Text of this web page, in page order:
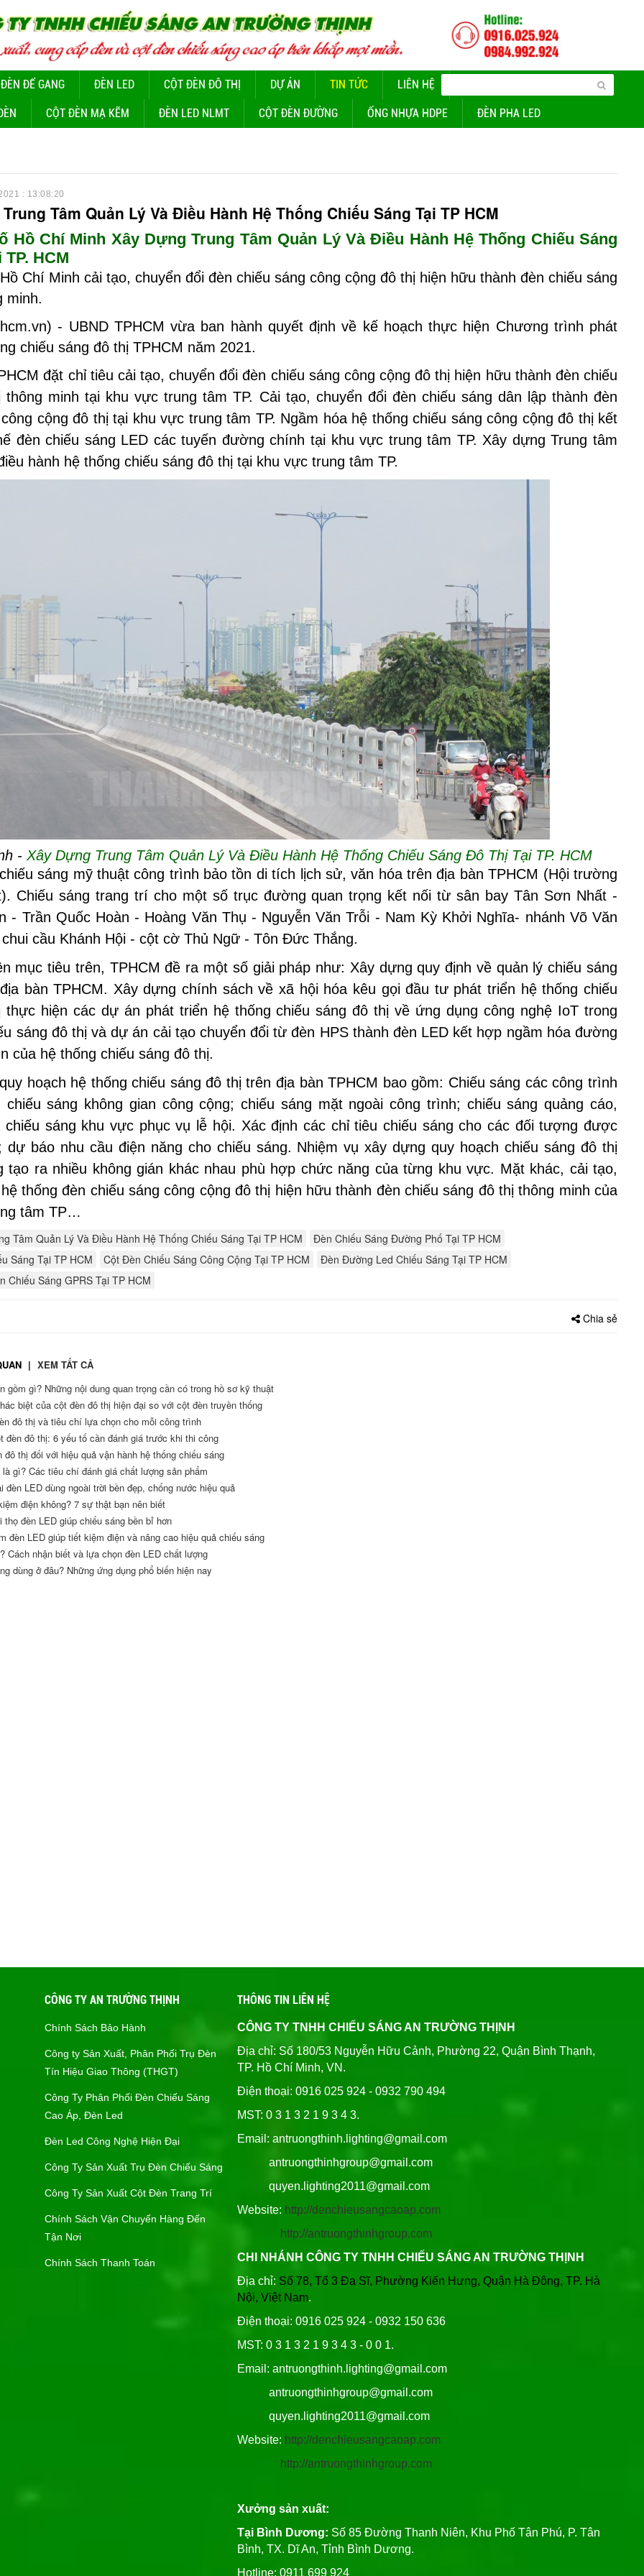
ĐỂ GANG ĐÈN LED CỘT ĐÈN ĐÔ THỊ DỰ ÁN TIN TỨC LIÊN HỆ
CỘT ĐÈN MẠ KẼM ĐÈN LED NLMT CỘT ĐÈN ĐƯỜNG ỐNG NHỰA HDPE ĐÈN PHA LED
: 13:08:20
Tâm Quản Lý Và Điều Hành Hệ Thống Chiếu Sáng Tại TP HCM
Hồ Chí Minh Xây Dựng Trung Tâm Quản Lý Và Điều Hành Hệ Thống Chiếu Sáng
HCM
Chí Minh cải tạo, chuyển đổi đèn chiếu sáng công cộng đô thị hiện hữu thành đèn chiếu sáng
minh.
- UBND TPHCM vừa ban hành quyết định về kế hoạch thực hiện Chương trình phát
chiếu sáng đô thị TPHCM năm 2021.
đặt chỉ tiêu cải tạo, chuyển đổi đèn chiếu sáng công cộng đô thị hiện hữu thành đèn chiếu
thông minh tại khu vực trung tâm TP. Cải tạo, chuyển đổi đèn chiếu sáng dân lập thành đèn
cộng đô thị tại khu vực trung tâm TP. Ngầm hóa hệ thống chiếu sáng công cộng đô thị kết
đèn chiếu sáng LED các tuyến đường chính tại khu vực trung tâm TP. Xây dựng Trung tâm
hành hệ thống chiếu sáng đô thị tại khu vực trung tâm TP.
- Xây Dựng Trung Tâm Quản Lý Và Điều Hành Hệ Thống Chiếu Sáng Đô Thị Tại TP. HCM
sáng mỹ thuật công trình bảo tồn di tích lịch sử, văn hóa trên địa bàn TPHCM (Hội trường
Chiếu sáng trang trí cho một số trục đường quan trọng kết nối từ sân bay Tân Sơn Nhất -
- Trần Quốc Hoàn - Hoàng Văn Thụ - Nguyễn Văn Trỗi - Nam Kỳ Khởi Nghĩa- nhánh Võ Văn
cầu Khánh Hội - cột cờ Thủ Ngữ - Tôn Đức Thắng.
mục tiêu trên, TPHCM đề ra một số giải pháp như: Xây dựng quy định về quản lý chiếu sáng
bàn TPHCM. Xây dựng chính sách về xã hội hóa kêu gọi đầu tư phát triển hệ thống chiếu
thực hiện các dự án phát triển hệ thống chiếu sáng đô thị về ứng dụng công nghệ IoT trong
sáng đô thị và dự án cải tạo chuyển đổi từ đèn HPS thành đèn LED kết hợp ngầm hóa đường
của hệ thống chiếu sáng đô thị.
hoạch hệ thống chiếu sáng đô thị trên địa bàn TPHCM bao gồm: Chiếu sáng các công trình
chiếu sáng không gian công cộng; chiếu sáng mặt ngoài công trình; chiếu sáng quảng cáo,
sáng khu vực phục vụ lễ hội. Xác định các chỉ tiêu chiếu sáng cho các đối tượng được
dự báo nhu cầu điện năng cho chiếu sáng. Nhiệm vụ xây dựng quy hoạch chiếu sáng đô thị
tạo ra nhiều không gián khác nhau phù hợp chức năng của từng khu vực. Mặt khác, cải tạo,
thống đèn chiếu sáng công cộng đô thị hiện hữu thành đèn chiếu sáng đô thị thông minh của
tâm TP…
Tâm Quản Lý Và Điều Hành Hệ Thống Chiếu Sáng Tại TP HCM
Đèn Chiếu Sáng Đường Phố Tại TP HCM
Sáng Tại TP HCM
Cột Đèn Chiếu Sáng Công Cộng Tại TP HCM
Đèn Đường Led Chiếu Sáng Tại TP HCM
Chiếu Sáng GPRS Tại TP HCM
Chia sẻ
| XEM TẤT CẢ
gồm gì? Những nội dung quan trọng cần có trong hồ sơ kỹ thuật
biệt của cột đèn đô thị hiện đại so với cột đèn truyền thống
đô thị và tiêu chí lựa chọn cho mỗi công trình
đèn đô thị: 6 yếu tố cần đánh giá trước khi thi công
đô thị đối với hiệu quả vận hành hệ thống chiếu sáng
gì? Các tiêu chí đánh giá chất lượng sản phẩm
đèn LED dùng ngoài trời bền đẹp, chống nước hiệu quả
điện không? 7 sự thật bạn nên biết
thọ đèn LED giúp chiếu sáng bền bỉ hơn
đèn LED giúp tiết kiệm điện và nâng cao hiệu quả chiếu sáng
Cách nhận biết và lựa chọn đèn LED chất lượng
dùng ở đâu? Những ứng dụng phổ biến hiện nay
CÔNG TY AN TRƯỜNG THỊNH
Chính Sách Bảo Hành
Công ty Sản Xuất, Phân Phối Trụ Đèn
Tín Hiệu Giao Thông (THGT)
Công Ty Phân Phối Đèn Chiếu Sáng
Cao Áp, Đèn Led
Đèn Led Công Nghệ Hiện Đại
Công Ty Sản Xuất Trụ Đèn Chiếu Sáng
Công Ty Sản Xuất Cột Đèn Trang Trí
Chính Sách Vận Chuyển Hàng Đến
Tận Nơi
Chính Sách Thanh Toán
THÔNG TIN LIÊN HỆ
CÔNG TY TNHH CHIẾU SÁNG AN TRƯỜNG THỊNH
Địa chỉ: Số 180/53 Nguyễn Hữu Cảnh, Phường 22, Quận Bình Thạnh,
TP. Hồ Chí Minh, VN.
Điện thoại: 0916 025 924 - 0932 790 494
MST: 0 3 1 3 2 1 9 3 4 3.
Email: antruongthinh.lighting@gmail.com
antruongthinhgroup@gmail.com
quyen.lighting2011@gmail.com
Website: http://denchieusangcaoap.com
http://antruongthinhgroup.com
CHI NHÁNH CÔNG TY TNHH CHIẾU SÁNG AN TRƯỜNG THỊNH
Địa chỉ: Số 78, Tổ 3 Đa Sĩ, Phường Kiến Hưng, Quận Hà Đông, TP. Hà
Nội, Việt Nam.
Điện thoại: 0916 025 924 - 0932 150 636
MST: 0 3 1 3 2 1 9 3 4 3 - 0 0 1.
Email: antruongthinh.lighting@gmail.com
antruongthinhgroup@gmail.com
quyen.lighting2011@gmail.com
Website: http://denchieusangcaoap.com
http://antruongthinhgroup.com
Xưởng sản xuất:
Tại Bình Dương: Số 85 Đường Thanh Niên, Khu Phố Tân Phú, P. Tân
Bình, TX. Dĩ An, Tỉnh Bình Dương.
Hotline: 0911 699 924